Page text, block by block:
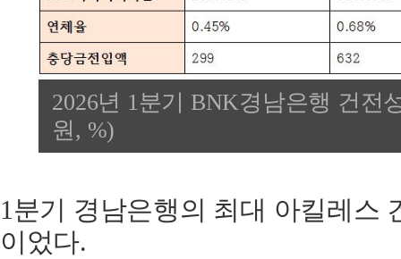
2026년 1분기 BNK경남은행 건전
원, %)
1분기 경남은행의 최대 아킬레스
이었다.